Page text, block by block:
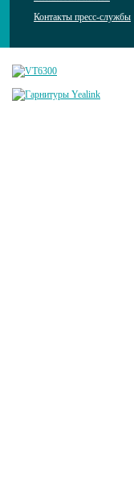
Контакты пресс-службы